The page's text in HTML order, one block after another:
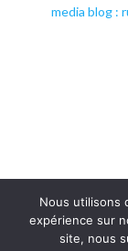
media blog :
Nous utilisons
expérience sur
site, nous